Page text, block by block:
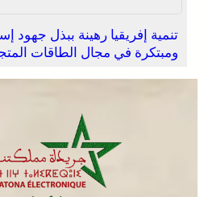
العرائش .. تخليد الذكرى الـ 448 لمعركة وادي المخازن
تنمية إفريقيا رهينة ببذل جهود
ومبتكرة في مجال الطاقات